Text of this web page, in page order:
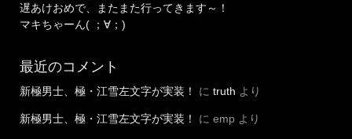
遅あけおめで、またまた行ってきます～！
マキちゃーん( ；∀；)
最近のコメント
新極男士、極・江雪左文字が実装！ に truth より
新極男士、極・江雪左文字が実装！ に emp より